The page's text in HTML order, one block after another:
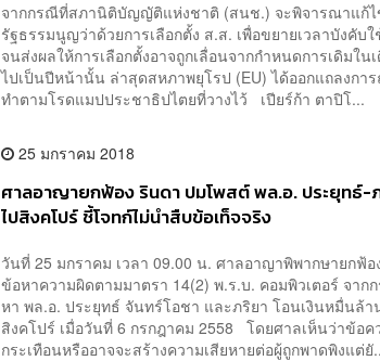
จากกรณีที่สภานิติบัญญัติแห่งชาติ (สนช.) จะพิจารณาแก้ไ
รัฐธรรมนูญว่าด้วยการเลือกตั้ง ส.ส. เพื่อขยายเวลาบังคับ
จนส่งผลให้การเลือกตั้งอาจถูกเลื่อนจากกำหนดการเดิมใน
ไปเป็นปีหน้านั้น ล่าสุดสหภาพยุโรป (EU) ได้ออกแถลงกา
ทำตามโรดแมปประชาธิปไตยที่วางไว้ เปียร์ก้า ตาปิโ...
25 มกราคม 2018
ศาลอาญายกฟ้อง รินดา ปมโพสต์ พล.อ. ประยุทธ์-
ไปสิงคโปร์ ชี้โจทก์ไม่นำสืบข้อเท็จจริง
วันที่ 25 มกราคม เวลา 09.00 น. ศาลอาญาพิพากษายกฟ้
ข้อหาความผิดตามมาตรา 14(2) พ.ร.บ. คอมพิวเตอร์ จา
หา พล.อ. ประยุทธ์ จันทร์โอชา และภริยา โอนเงินหมื่นล้
สิงคโปร์ เมื่อวันที่ 6 กรกฎาคม 2558 โดยศาลเห็นว่าข้อค
กระเทือนหรืออาจจะสร้างความเสียหายต่อผู้ถูกพาดพิงแต่ยั